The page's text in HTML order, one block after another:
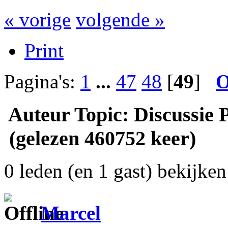
« vorige volgende »
Print
Pagina's: 1 ... 47 48 [49]
Auteur Topic: Discussie
(gelezen 460752 keer)
0 leden (en 1 gast)
Marcel